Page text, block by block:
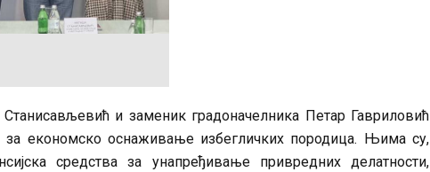
и заменик градоначелника Петар Гавриловић
за економско оснаживање избегличких породица. Њима су,
средства за унапређивање привредних делатности,